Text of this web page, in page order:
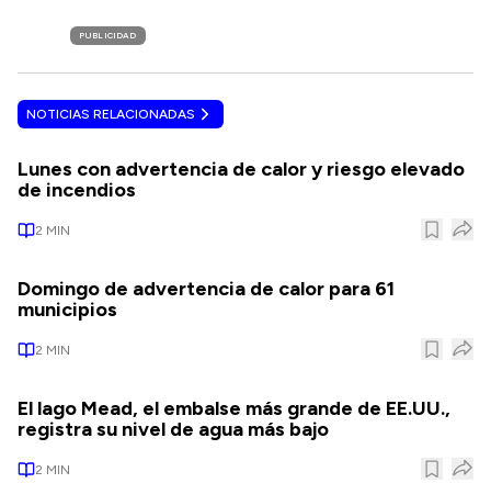
PUBLICIDAD
NOTICIAS RELACIONADAS
Lunes con advertencia de calor y riesgo elevado
de incendios
2 MIN
Domingo de advertencia de calor para 61
municipios
2 MIN
El lago Mead, el embalse más grande de EE.UU.,
registra su nivel de agua más bajo
2 MIN